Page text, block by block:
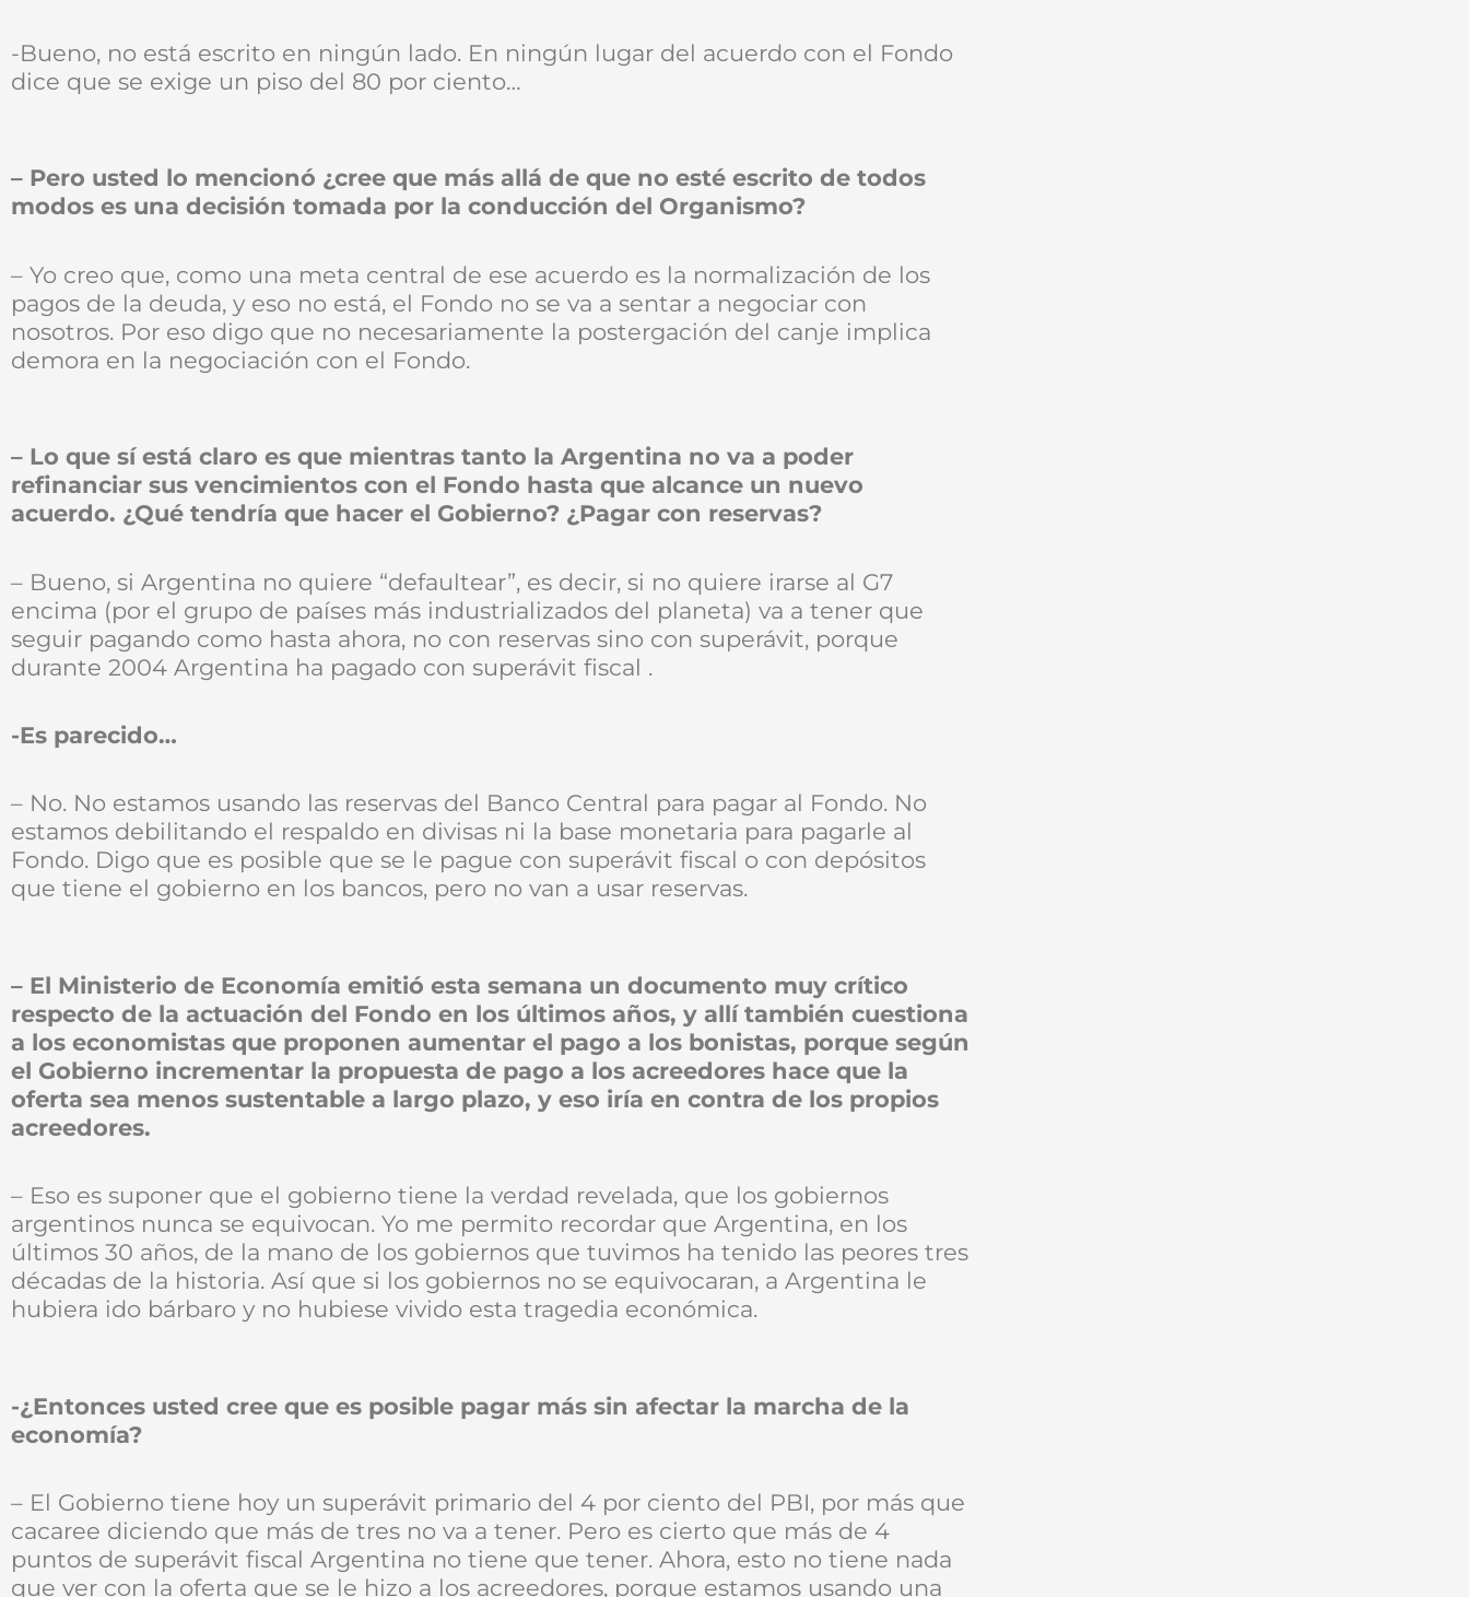
-Bueno, no está escrito en ningún lado. En ningún lugar del acuerdo con el Fondo
dice que se exige un piso del 80 por ciento…
– Pero usted lo mencionó ¿cree que más allá de que no esté escrito de todos
modos es una decisión tomada por la conducción del Organismo?
– Yo creo que, como una meta central de ese acuerdo es la normalización de los
pagos de la deuda, y eso no está, el Fondo no se va a sentar a negociar con
nosotros. Por eso digo que no necesariamente la postergación del canje implica
demora en la negociación con el Fondo.
– Lo que sí está claro es que mientras tanto la Argentina no va a poder
refinanciar sus vencimientos con el Fondo hasta que alcance un nuevo
acuerdo. ¿Qué tendría que hacer el Gobierno? ¿Pagar con reservas?
– Bueno, si Argentina no quiere “defaultear”, es decir, si no quiere irarse al G7
encima (por el grupo de países más industrializados del planeta) va a tener que
seguir pagando como hasta ahora, no con reservas sino con superávit, porque
durante 2004 Argentina ha pagado con superávit fiscal .
-Es parecido…
– No. No estamos usando las reservas del Banco Central para pagar al Fondo. No
estamos debilitando el respaldo en divisas ni la base monetaria para pagarle al
Fondo. Digo que es posible que se le pague con superávit fiscal o con depósitos
que tiene el gobierno en los bancos, pero no van a usar reservas.
– El Ministerio de Economía emitió esta semana un documento muy crítico
respecto de la actuación del Fondo en los últimos años, y allí también cuestiona
a los economistas que proponen aumentar el pago a los bonistas, porque según
el Gobierno incrementar la propuesta de pago a los acreedores hace que la
oferta sea menos sustentable a largo plazo, y eso iría en contra de los propios
acreedores.
– Eso es suponer que el gobierno tiene la verdad revelada, que los gobiernos
argentinos nunca se equivocan. Yo me permito recordar que Argentina, en los
últimos 30 años, de la mano de los gobiernos que tuvimos ha tenido las peores tres
décadas de la historia. Así que si los gobiernos no se equivocaran, a Argentina le
hubiera ido bárbaro y no hubiese vivido esta tragedia económica.
-¿Entonces usted cree que es posible pagar más sin afectar la marcha de la
economía?
– El Gobierno tiene hoy un superávit primario del 4 por ciento del PBI, por más que
cacaree diciendo que más de tres no va a tener. Pero es cierto que más de 4
puntos de superávit fiscal Argentina no tiene que tener. Ahora, esto no tiene nada
que ver con la oferta que se le hizo a los acreedores, porque estamos usando una